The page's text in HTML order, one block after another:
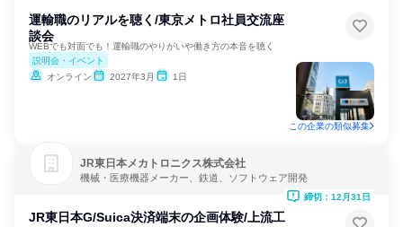
運輸職のリアルを聴く/東京メトロ社員交流座
談会
WEBでも対面でも！運輸職のやりがいや働き方の本音を聴く
説明会・イベント
オンライン
2027年3月 1日
この企業の類似募集
JR東日本メカトロニクス株式会社
機械・医療機器メーカー、鉄道、ソフトウェア開発
JR東日本G/Suica決済端末の企画体験/上流工
締切：12月31日